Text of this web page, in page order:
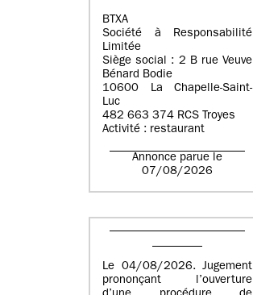
BTXA
Société à Responsabilité
Limitée
Siège social : 2 B rue Veuve
Bénard Bodie
10600 La Chapelle-Saint-
Luc
482 663 374 RCS Troyes
Activité : restaurant
Annonce parue le
07/08/2026
Le 04/08/2026. Jugement
prononçant l’ouverture